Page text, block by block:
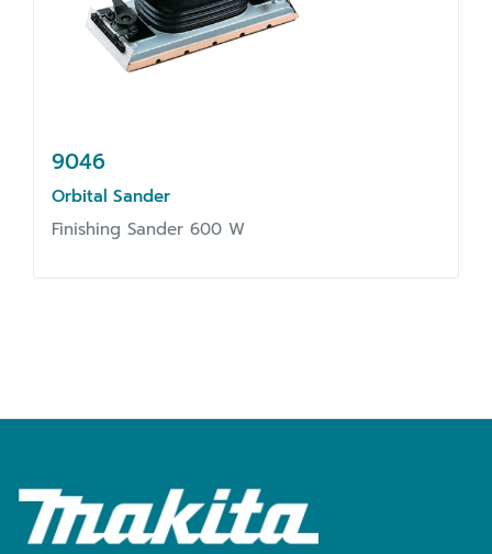
9046
Orbital Sander
Finishing Sander 600 W